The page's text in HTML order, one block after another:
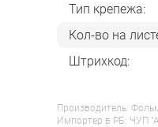
Тип крепежа:
Кол-во на
Штрихкод:
Производитель:
Импортер в РБ: ЧУП